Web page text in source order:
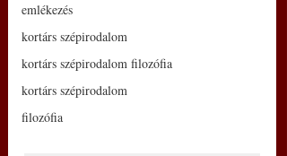
emlékezés
kortárs szépirodalom
kortárs szépirodalom filozófia
kortárs szépirodalom
filozófia